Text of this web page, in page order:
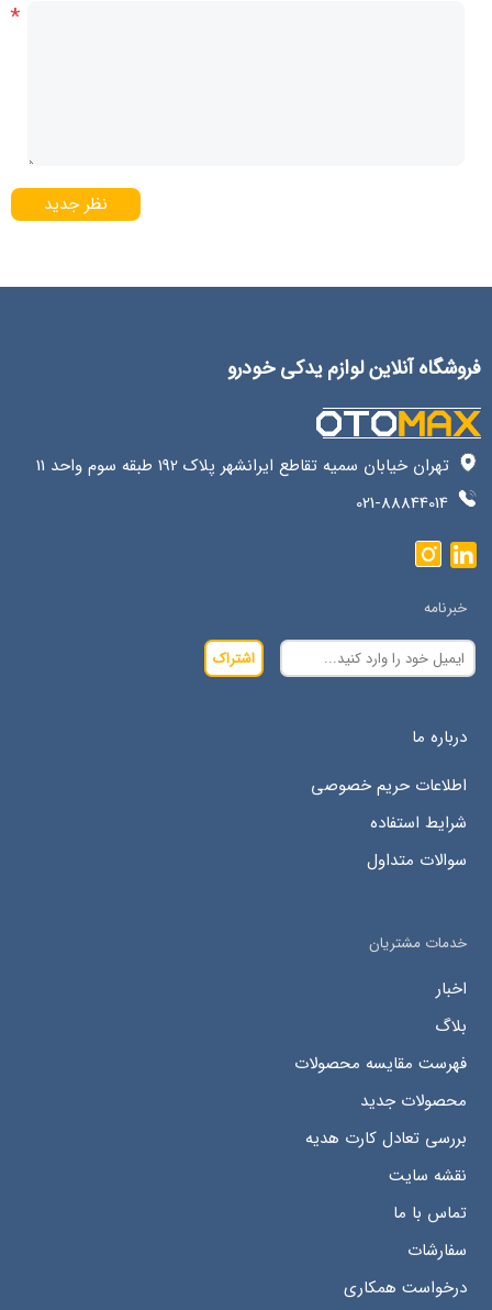
*
نظر جدید
فروشگاه آنلاین لوازم یدکی خودرو
تهران خیابان سمیه تقاطع ایرانشهر پلاک 192 طبقه سوم واحد 11
021-88844014
خبرنامه
اشتراک
درباره ما
اطلاعات حریم خصوصی
شرایط استفاده
سوالات متداول
خدمات مشتریان
اخبار
بلاگ
فهرست مقایسه محصولات
محصولات جدید
بررسی تعادل کارت هدیه
نقشه سایت
تماس با ما
سفارشات
درخواست همکاری